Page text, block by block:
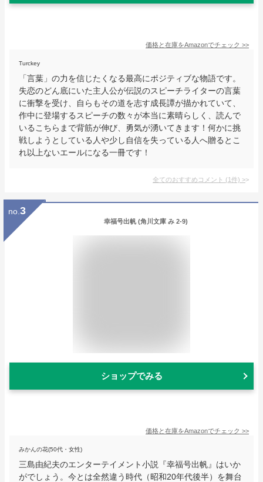
価格と在庫をAmazonでチェック >>
Turckey
「言葉」の力を信じたくなる最高にポジティブな物語です。
失恋のどん底にいた主人公が伝説のスピーチライターの言葉
に衝撃を受け、自らもその道を志す成長譚が描かれていて、
作中に登場するスピーチの数々が本当に素晴らしく、読んで
いるこちらまで背筋が伸び、勇気が湧いてきます！何かに挑
戦しようとしている人や少し自信を失っている人へ贈るとこ
れ以上ないエールになる一冊です！
全てのおすすめコメント (1件) >
no. 3
幸福号出帆 (角川文庫 み 2-9)
ショップでみる
価格と在庫をAmazonでチェック >>
みかんの花(50代・女性)
三島由紀夫のエンターテイメント小説『幸福号出帆』はいか
がでしょう。今とは全然違う時代（昭和20年代後半）を舞台